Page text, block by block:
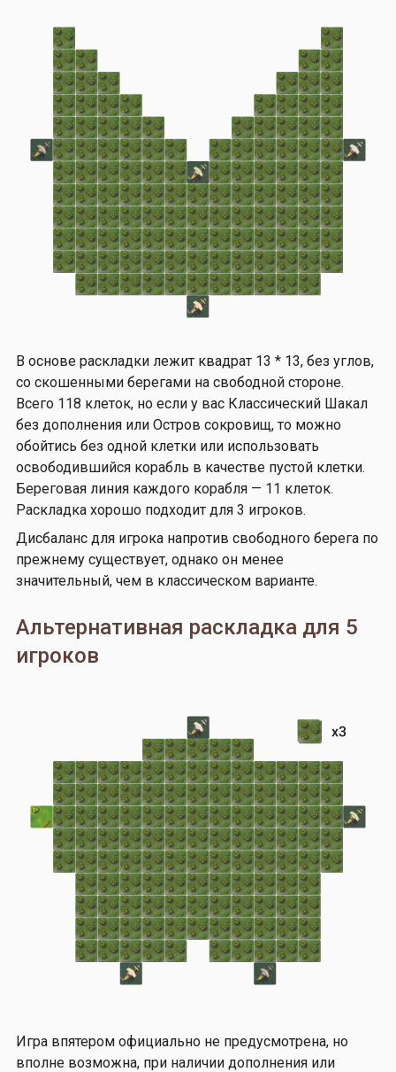
В основе раскладки лежит квадрат 13 * 13, без углов,
со скошенными берегами на свободной стороне.
Всего 118 клеток, но если у вас Классический Шакал
без дополнения или Остров сокровищ, то можно
обойтись без одной клетки или использовать
освободившийся корабль в качестве пустой клетки.
Береговая линия каждого корабля — 11 клеток.
Раскладка хорошо подходит для 3 игроков.
Дисбаланс для игрока напротив свободного берега по
прежнему существует, однако он менее
значительный, чем в классическом варианте.
Альтернативная раскладка для 5
игроков
Игра впятером официально не предусмотрена, но
вполне возможна, при наличии дополнения или